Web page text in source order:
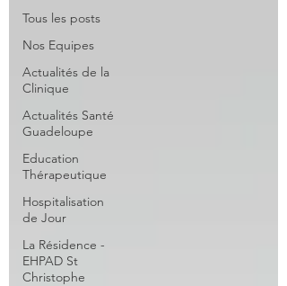
Tous les posts
Nos Equipes
Actualités de la
Clinique
Actualités Santé
Guadeloupe
Education
Thérapeutique
Hospitalisation
de Jour
La Résidence -
EHPAD St
Christophe